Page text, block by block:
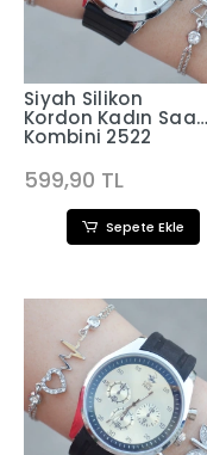
Siyah Silikon
Kordon Kadın Saat
Kombini 2522
599,90 TL
Sepete Ekle